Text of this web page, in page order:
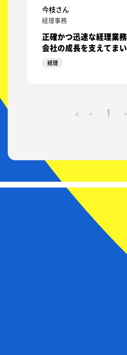
今枝さん
経理事務
正確かつ迅速な経理業務
会社の成長を支えてまい
経理
≪ < 1 >